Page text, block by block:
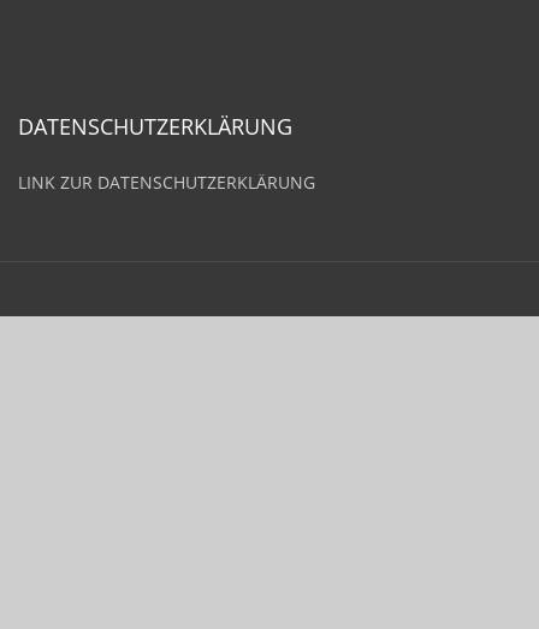
DATENSCHUTZERKLÄRUNG
LINK ZUR DATENSCHUTZERKLÄRUNG